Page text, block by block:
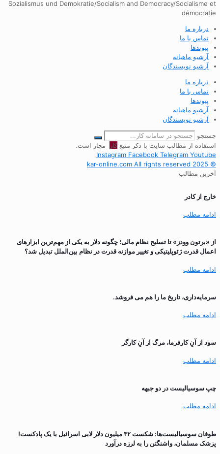
Sozialismus und Demokratie/Socialism and Democracy/Socialisme et
démocratie
درباره ما
تماس با ما
پیوندها
آرشیو ماهیانه
آرشیو نویسندگان
درباره ما
تماس با ما
پیوندها
آرشیو ماهیانه
آرشیو نویسندگان
جستجو
استفاده از مطالب سایت با ذکر منبعکار
مجاز است.
Instagram Facebook Telegram Youtube
© 2025 kar-online.com All rights reserved
آخرین مطالب
خارج از کادر
ادامه مطلب
از «برتون وودز» تا تسلیح نظام مالی؛ چگونه دلار به یکی از مهم‌ترین ابزارهای
اعمال قدرت ژئوپلیتیکی و تغییر موازنه قدرت در نظام بین‌الملل تبدیل شد؟
ادامه مطلب
سرمایه‌داری، تاریخ ما را هم می فروشد.
ادامه مطلب
سود از آنِ کارفرما، مرگ از آنِ کارگر
ادامه مطلب
چپ سوسیالیست در دو جبهه
ادامه مطلب
طوفان سوسیالیست‌ها: شکست ۳۲ میلیون دلار لابی اسرائیل با یک پادکست!
پزشک مسلمان، واشنگتن را به لرزه درآورد